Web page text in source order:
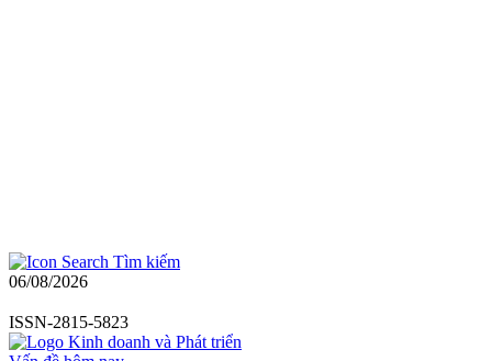
Tìm kiếm
06/08/2026
ISSN-2815-5823